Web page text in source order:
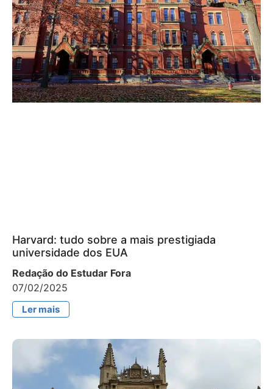
Harvard: tudo sobre a mais prestigiada
universidade dos EUA
Redação do Estudar Fora
07/02/2025
Ler mais